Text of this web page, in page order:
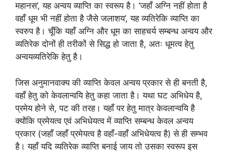
महानस’, यह अन्वय व्याप्ति का स्वरूप है। ‘जहाँ अग्नि नहीं होता है
वहाँ धूम भी नहीं होता है जैसे जलाशय’, यह व्यतिरेकि व्याप्ति का
स्वरुप है। चूँकि यहाँ अग्नि और धूम का साहचर्य सम्बन्ध अन्वय और
व्यतिरेक दोनों ही तरीकों से सिद्ध हो जाता है, अतः धूमत्व हेतु
अन्वयव्यतिरेकि हेतु है।
जिस अनुमानवाक्य की व्याप्ति केवल अन्वय प्रकार से ही बनती है,
वहाँ हेतु को केवलान्वयि हेतु कहा जाता है। यथा घट अभिधेय है,
प्रमेय होने से, पट की तरह। यहाँ पर हेतु मात्र केवलान्वयि है
क्योंकि प्रमेयत्व एवं अभिधेयत्व में व्याप्ति सम्बन्ध केवल अन्वय
प्रकार (जहाँ जहाँ प्रमेयत्व है वहाँ-वहाँ अभिधेयत्व है) से ही सम्भव
है। यहाँ यदि व्यतिरेक व्याप्ति बनाई जाय तो उसका स्वरूप इस